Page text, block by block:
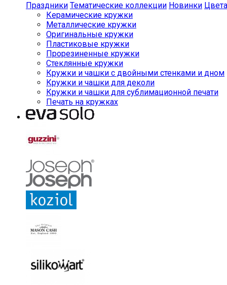
Праздники Тематические коллекции Новинки Цвета
Керамические кружки
Металлические кружки
Оригинальные кружки
Пластиковые кружки
Прорезиненные кружки
Стеклянные кружки
Кружки и чашки с двойными стенками и дном
Кружки и чашки для деколи
Кружки и чашки для сублимационной печати
Печать на кружках